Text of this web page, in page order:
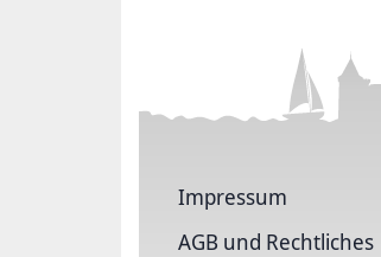
Impressum
AGB und Rechtliches